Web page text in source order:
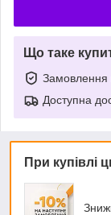
Що таке
Замовлення
Доступна
При купівлі